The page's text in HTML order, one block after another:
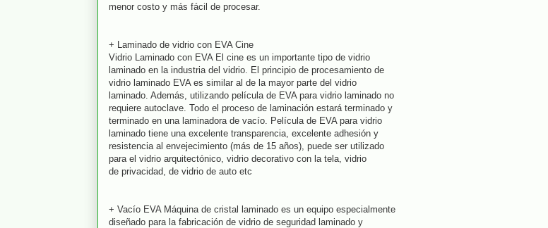
menor costo y más fácil de procesar.
+ Laminado de vidrio con EVA Cine
Vidrio Laminado con EVA El cine es un importante tipo de vidrio
laminado en la industria del vidrio. El principio de procesamiento de
vidrio laminado EVA es similar al de la mayor parte del vidrio
laminado. Además, utilizando película de EVA para vidrio laminado no
requiere autoclave. Todo el proceso de laminación estará terminado y
terminado en una laminadora de vacío. Película de EVA para vidrio
laminado tiene una excelente transparencia, excelente adhesión y
resistencia al envejecimiento (más de 15 años), puede ser utilizado
para el vidrio arquitectónico, vidrio decorativo con la tela, vidrio
de privacidad, de vidrio de auto etc
+ Vacío EVA Máquina de cristal laminado es un equipo especialmente
diseñado para la fabricación de vidrio de seguridad laminado y